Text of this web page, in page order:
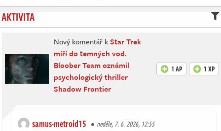
AKTIVITA
Nový komentář kStar Trek
míří do temných vod.
Bloober Team oznámil
psychologický thriller
Shadow Frontier
1 AP 1 XP
samus-metroid15 neděle, 7. 6. 2026, 12:55